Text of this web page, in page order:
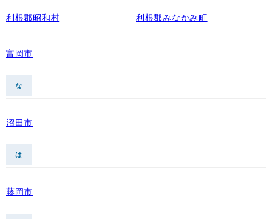
利根郡昭和村 利根郡みなかみ町
富岡市
な
沼田市
は
藤岡市